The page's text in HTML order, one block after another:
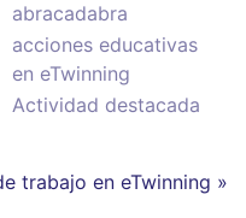
abracadabra
acciones educativas
en eTwinning
Actividad destacada
trabajo en eTwinning »